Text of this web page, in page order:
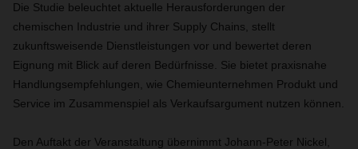
Die Studie beleuchtet aktuelle Herausforderungen der
chemischen Industrie und ihrer Supply Chains, stellt
zukunftsweisende Dienstleistungen vor und bewertet deren
Eignung mit Blick auf deren Bedürfnisse. Sie bietet praxisnahe
Handlungsempfehlungen, wie Chemieunternehmen Produkt und
Service im Zusammenspiel als Verkaufsargument nutzen können.
Den Auftakt der Veranstaltung übernimmt Johann-Peter Nickel,